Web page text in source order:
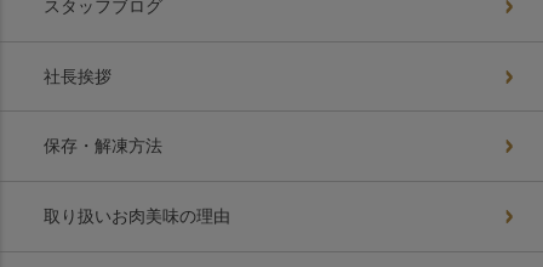
スタッフブログ
社長挨拶
保存・解凍方法
取り扱いお肉美味の理由